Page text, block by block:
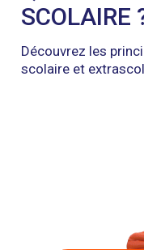
SCOLAIRE
Découvrez les
scolaire et